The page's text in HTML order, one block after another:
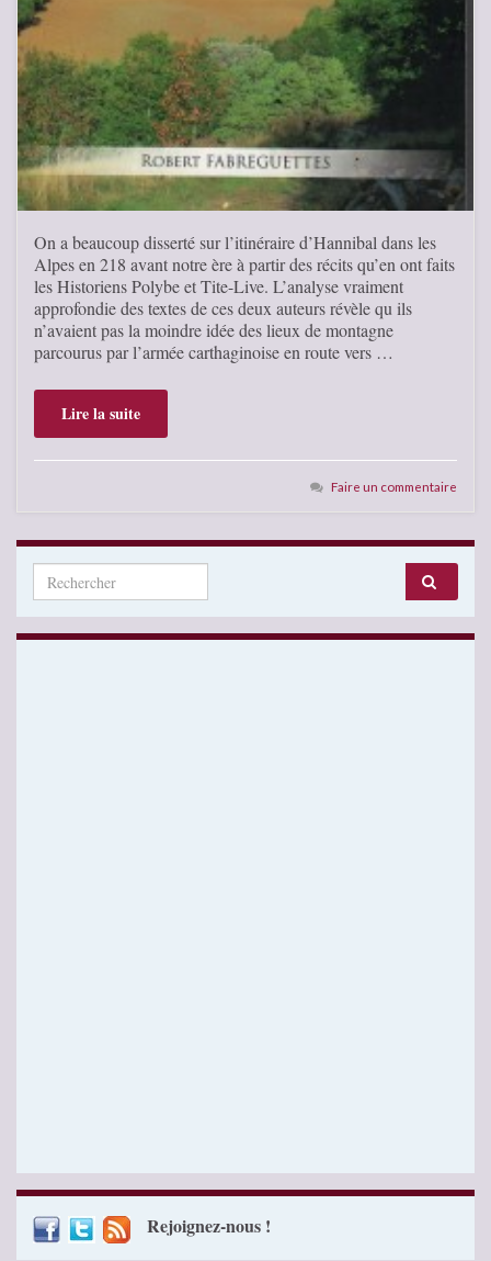
On a beaucoup disserté sur l’itinéraire d’Hannibal dans les
Alpes en 218 avant notre ère à partir des récits qu’en ont faits
les Historiens Polybe et Tite-Live. L’analyse vraiment
approfondie des textes de ces deux auteurs révèle qu ils
n’avaient pas la moindre idée des lieux de montagne
parcourus par l’armée carthaginoise en route vers …
Lire la suite
Faire un commentaire
Search for:
Rejoignez-nous !